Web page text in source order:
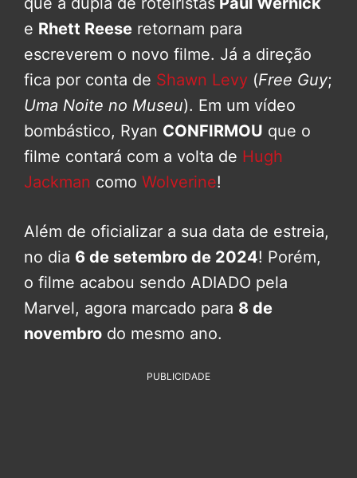
e Rhett Reese retornam para
escreverem o novo filme. Já a direção
fica por conta de Shawn Levy (Free Guy;
Uma Noite no Museu). Em um vídeo
bombástico, Ryan CONFIRMOU que o
filme contará com a volta de Hugh
Jackman como Wolverine!
Além de oficializar a sua data de estreia,
no dia 6 de setembro de 2024! Porém,
o filme acabou sendo ADIADO pela
Marvel, agora marcado para 8 de
novembro do mesmo ano.
PUBLICIDADE